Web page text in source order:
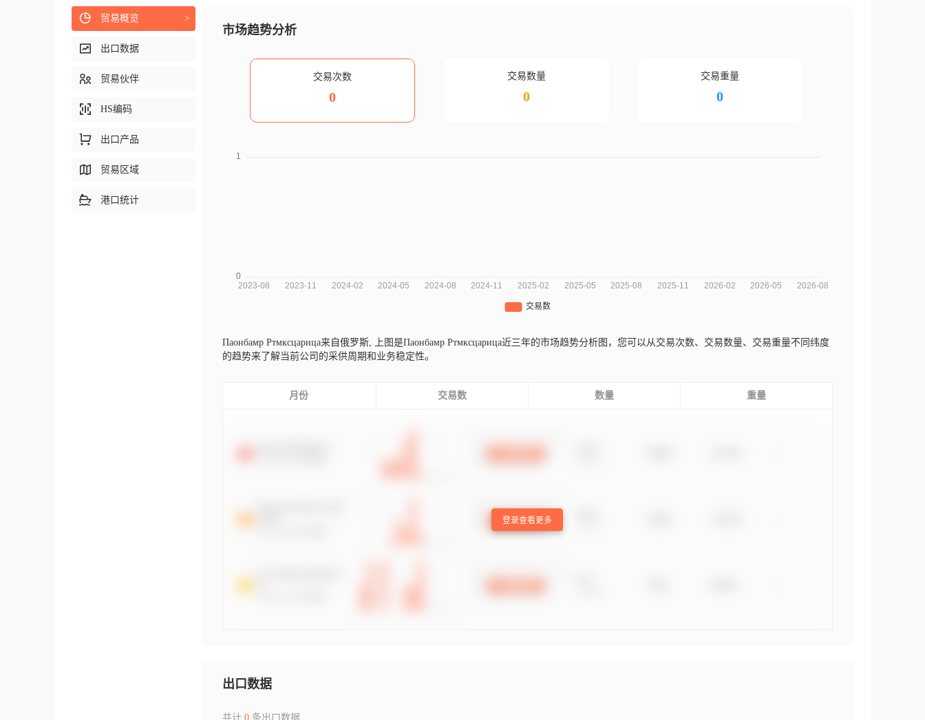
市场趋势分析
交易次数
0
交易数量
0
交易重量
0
Паонбамр Ртмксцарица来自俄罗斯,
上图是Паонбамр Ртмксцарица近三年的市场趋势分析图，您可以从交易次数、交易数量、交易重量不同纬度
的趋势来了解当前公司的采供周期和业务稳定性。
月份 交易数 数量 重量
登录查看更多
出口数据
共计 0条出口数据
贸易概览 >
出口数据
贸易伙伴
HS编码
出口产品
贸易区域
港口统计